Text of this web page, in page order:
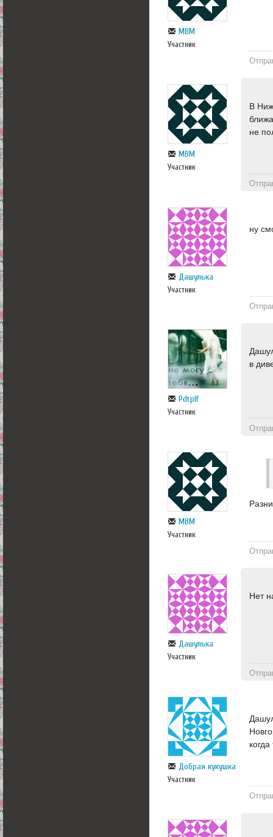
МВМ
Участник
МВМ
Участник
В
не
Дашулька
Участник
ну
Pdtplf
Участник
в
МВМ
Участник
Дашулька
Участник
Нет
Добрая кукушка
Участник